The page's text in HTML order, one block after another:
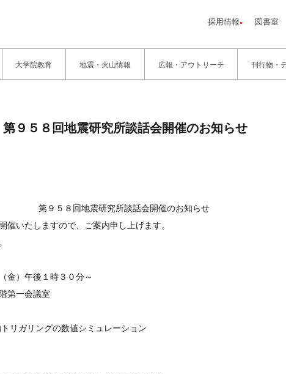
採用情報 図書室
大学院教育 地震・火山情報 広報・アウトリーチ 刊行物・
第９５８回地震研究所談話会開催のお知らせ
東京大学地震
第９５８回地震研究所談話会開催のお知らせ
いたしますので、ご案内申し上げます。
）午後１時３０分～
一会議室
リガリングの数値シミュレーション